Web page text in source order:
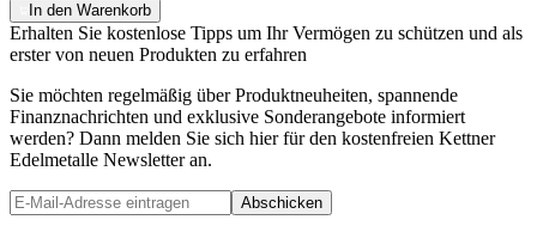
In den Warenkorb
Erhalten Sie kostenlose Tipps um Ihr Vermögen zu schützen und als
erster von neuen Produkten zu erfahren
Sie möchten regelmäßig über Produktneuheiten, spannende
Finanznachrichten und exklusive Sonderangebote informiert
werden? Dann melden Sie sich hier für den kostenfreien Kettner
Edelmetalle Newsletter an.
Abschicken